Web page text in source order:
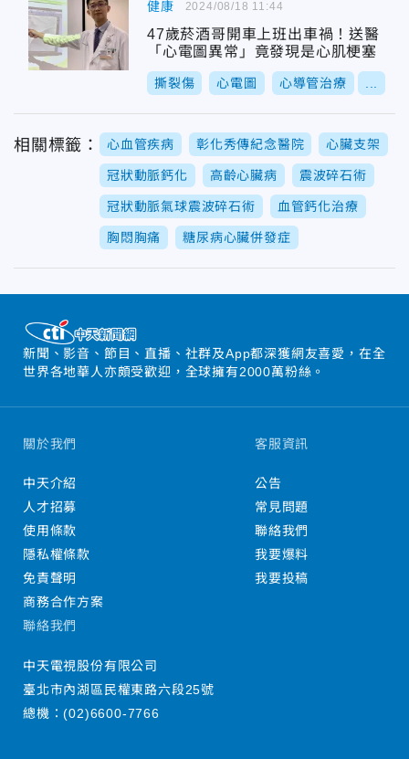
健康
47歲菸酒哥開車上班出車禍！送醫
「心電圖異常」竟發現是心肌梗塞
撕裂傷 心電圖 心導管治療
2024/08/18 11:44
相關標籤： 心血管疾病 彰化秀傳紀念醫院 心臟支架
冠狀動脈鈣化 高齡心臟病 震波碎石術
冠狀動脈氣球震波碎石術 血管鈣化治療
胸悶胸痛 糖尿病心臟併發症
新聞、影音、節目、直播、社群及App都深獲網友喜愛，在全
世界各地華人亦頗受歡迎，全球擁有2000萬粉絲。
關於我們
中天介紹
人才招募
使用條款
隱私權條款
免責聲明
商務合作方案
客服資訊
公告
常見問題
聯絡我們
我要爆料
我要投稿
聯絡我們
中天電視股份有限公司
臺北市內湖區民權東路六段25號
總機：(02)6600-7766